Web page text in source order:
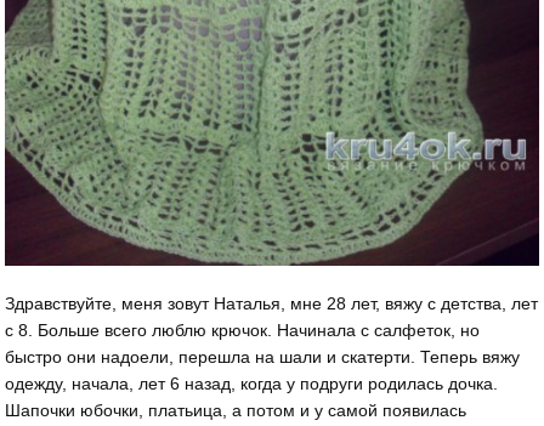
Здравствуйте, меня зовут Наталья, мне 28 лет, вяжу с детства, лет
с 8. Больше всего люблю крючок. Начинала с салфеток, но
быстро они надоели, перешла на шали и скатерти. Теперь вяжу
одежду, начала, лет 6 назад, когда у подруги родилась дочка.
Шапочки юбочки, платьица, а потом и у самой появилась